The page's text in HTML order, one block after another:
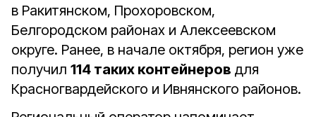
в Ракитянском, Прохоровском,
Белгородском районах и Алексеевском
округе. Ранее, в начале октября, регион уже
получил 114 таких контейнеров для
Красногвардейского и Ивнянского районов.